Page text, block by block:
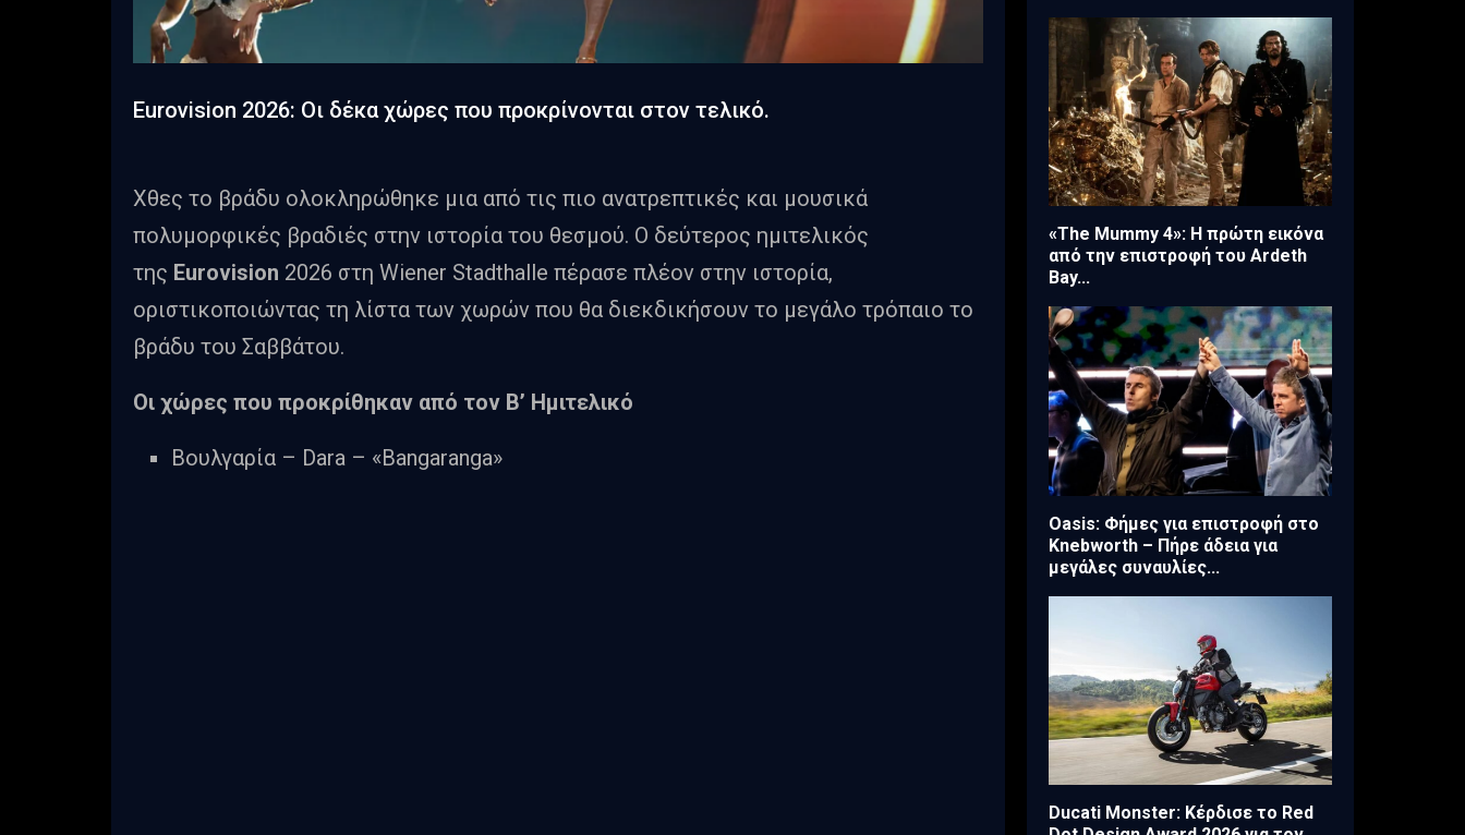
Eurovision 2026: Οι δέκα χώρες που προκρίνονται στον τελικό.
Χθες το βράδυ ολοκληρώθηκε μια από τις πιο ανατρεπτικές και μουσικά
πολυμορφικές βραδιές στην ιστορία του θεσμού. Ο δεύτερος ημιτελικός
της Eurovision 2026 στη Wiener Stadthalle πέρασε πλέον στην ιστορία,
οριστικοποιώντας τη λίστα των χωρών που θα διεκδικήσουν το μεγάλο τρόπαιο το
βράδυ του Σαββάτου.
Oι χώρες που προκρίθηκαν από τον Β’ Ημιτελικό
Βουλγαρία – Dara – «Bangaranga»
«The Mummy 4»: Η πρώτη εικόνα
από την επιστροφή του Ardeth
Bay...
Oasis: Φήμες για επιστροφή στο
Knebworth – Πήρε άδεια για
μεγάλες συναυλίες...
Ducati Monster: Κέρδισε το Red